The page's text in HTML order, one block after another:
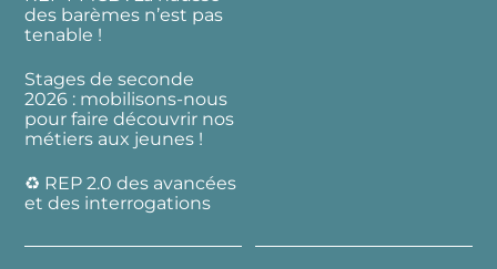
des barèmes n’est pas
tenable !
Stages de seconde
2026 : mobilisons-nous
pour faire découvrir nos
métiers aux jeunes !
♻️ REP 2.0 des avancées
et des interrogations